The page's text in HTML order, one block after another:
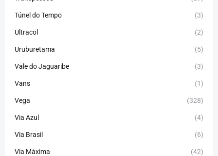
Túnel do Tempo (3)
Ultracol (2)
Uruburetama (5)
Vale do Jaguaribe (3)
Vans (1)
Vega (328)
Via Azul (4)
Via Brasil (6)
Via Máxima (42)